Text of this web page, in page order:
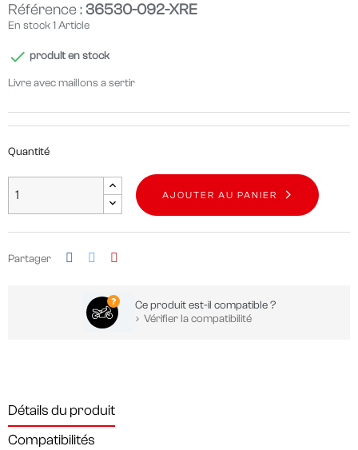
Référence :36530-092-XRE
En stock1 Article
 produit en stock
Livre avec maillons a sertir
Quantité
AJOUTER AU PANIER
Partager
Ce produit est-il compatible ?
Vérifier la compatibilité
Détails du produit
Compatibilités